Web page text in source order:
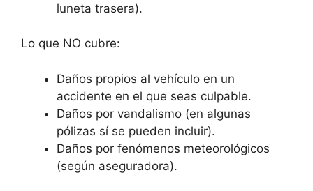
luneta trasera).
Lo que NO cubre:
Daños propios al vehículo en un
accidente en el que seas culpable.
Daños por vandalismo (en algunas
pólizas sí se pueden incluir).
Daños por fenómenos meteorológicos
(según aseguradora).